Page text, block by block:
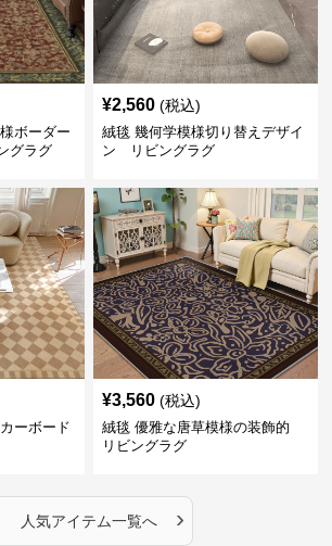
ボーダー
グラグ
¥2,560 (税込)
絨毯 幾何学模様切り替えデザイ
ン リビングラグ
ーボード
¥3,560 (税込)
絨毯 優雅な唐草模様の装飾的
リビングラグ
人気アイテム一覧へ ›